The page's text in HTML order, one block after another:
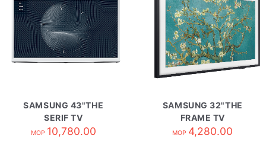
SAMSUNG 43"THE
SERIF TV
QA43LS01BAJXZK
MOP 10,780.00
SAMSUNG 32"THE
FRAME TV
QA32LS03CBJXZK
MOP 4,280.00